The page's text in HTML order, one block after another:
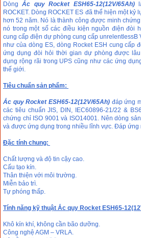
Dòng Ắc quy Rocket ESH65-12(12V/65Ah)
ROCKET. Dòng ROCKET ES đã thể hiện một
hơn 52 năm. Nó là thành công được minh
nó trong một số các điều kiện nguồn điện đòi
cung cấp điện dự phòng cung cấp
như của dòng ES, dòng Rocket ESH cung cấp
ứng dụng đòi hỏi thời gian dự phòng được
dụng rộng rãi trong UPS cũng như các ứng
thế giới.
Tiêu chuẩn sản phẩm:
Ắc quy Rocket ESH65-12(12V/65Ah)đáp ứng
các tiêu chuẩn JIS, DIN, IEC60896-21/22 &
chứng chỉ ISO 9001 và ISO14001. Nên dòng
và được ứng dụng trong nhiều lĩnh vực. Đáp ứng
Đặc tính chung:
Chất lượng và độ tin cậy cao.
Cấu tạo kín.
Thân thiện với môi trường.
Miễn bảo trì.
Tự phóng thấp.
Tính năng kỹ thuật Ắc quy Rocket ESH65-
Khô kín khí, không cần bão dưỡng.
Công nghệ AGM – VRLA.